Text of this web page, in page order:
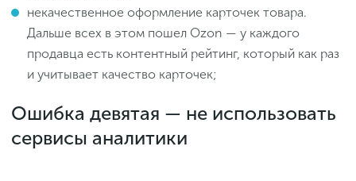
некачественное оформление карточек товара.
Дальше всех в этом пошел Ozon — у каждого
продавца есть контентный рейтинг, который как раз
и учитывает качество карточек;
Ошибка девятая — не использовать
сервисы аналитики